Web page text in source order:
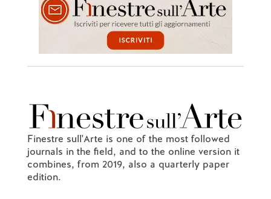
Finestre sull'Arte is one of the most followed
journals in the field, and to the online version it
combines, from 2019, also a quarterly paper
edition.